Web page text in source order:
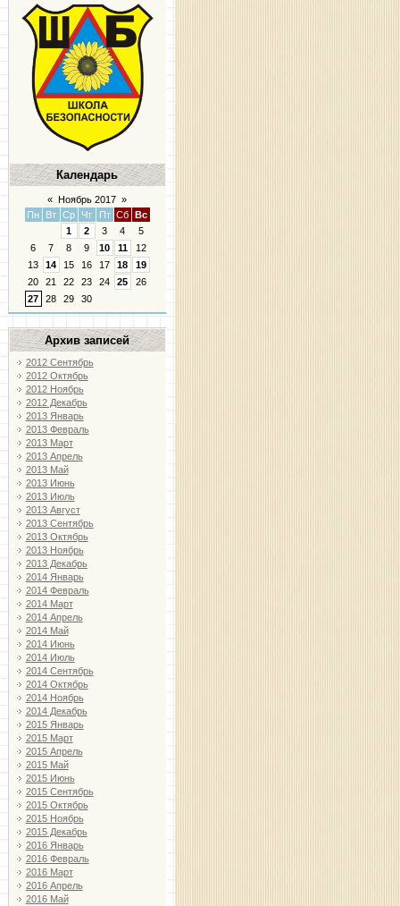
Календарь
« Ноябрь 2017 »
Пн
Вт Ср Чт Пт Сб
Вс
1
2 3 4
5
6
7 8 9 10 11
12
13
14 15 16 17 18
19
20
21 22 23 24 25
26
27
28 29 30
Архив записей
2012 Сентябрь
2012 Октябрь
2012 Ноябрь
2012 Декабрь
2013 Январь
2013 Февраль
2013 Март
2013 Апрель
2013 Май
2013 Июнь
2013 Июль
2013 Август
2013 Сентябрь
2013 Октябрь
2013 Ноябрь
2013 Декабрь
2014 Январь
2014 Февраль
2014 Март
2014 Апрель
2014 Май
2014 Июнь
2014 Июль
2014 Сентябрь
2014 Октябрь
2014 Ноябрь
2014 Декабрь
2015 Январь
2015 Март
2015 Апрель
2015 Май
2015 Июнь
2015 Сентябрь
2015 Октябрь
2015 Ноябрь
2015 Декабрь
2016 Январь
2016 Февраль
2016 Март
2016 Апрель
2016 Май